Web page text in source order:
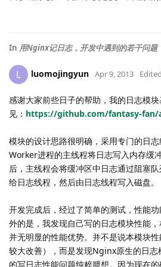
In 用Nginx记日志，开发中遇到的若干问题
L luomojingyun Apr 9, 2013 Edited
感谢大家前些日子的帮助，我的日志模
见： https://github.com/fantasy-fan/
模块的设计思路很明确，采用专门的日
Worker进程的主线程将日志写入内存缓
后，主线程会将缓冲区中日志通过阻塞
给日志线程，然后由日志线程写入磁盘。
开发完成后，经过了简单的测试，性能
外的是，我发现自己写的日志模块性能
并无明显的性能优势。并不是说本模块
较大改善），而是发现Nginx原生的日
的写日志性能问题纯粹臆想。因为现在